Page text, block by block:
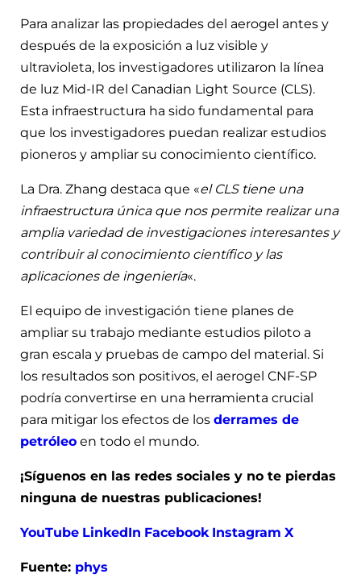
Para analizar las propiedades del aerogel antes y
después de la exposición a luz visible y
ultravioleta, los investigadores utilizaron la línea
de luz Mid-IR del Canadian Light Source (CLS).
Esta infraestructura ha sido fundamental para
que los investigadores puedan realizar estudios
pioneros y ampliar su conocimiento científico.
La Dra. Zhang destaca que «el CLS tiene una
infraestructura única que nos permite realizar una
amplia variedad de investigaciones interesantes y
contribuir al conocimiento científico y las
aplicaciones de ingeniería«.
El equipo de investigación tiene planes de
ampliar su trabajo mediante estudios piloto a
gran escala y pruebas de campo del material. Si
los resultados son positivos, el aerogel CNF-SP
podría convertirse en una herramienta crucial
para mitigar los efectos de los derrames de
petróleo en todo el mundo.
¡Síguenos en las redes sociales y no te pierdas
ninguna de nuestras publicaciones!
YouTube LinkedIn Facebook Instagram X
Fuente: phys